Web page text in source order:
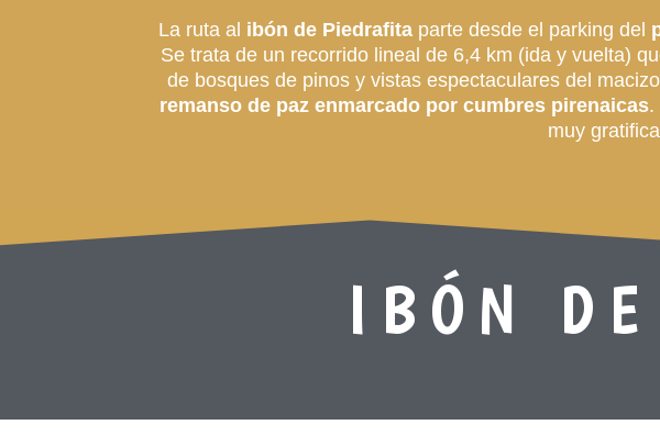
La ruta al ibón de Piedrafita parte desde el parking del
Se trata de un recorrido lineal de 6,4 km (ida y vuelta)
de bosques de pinos y vistas espectaculares del
remanso de paz enmarcado por cumbres pirenaicas.
muy
IBÓN